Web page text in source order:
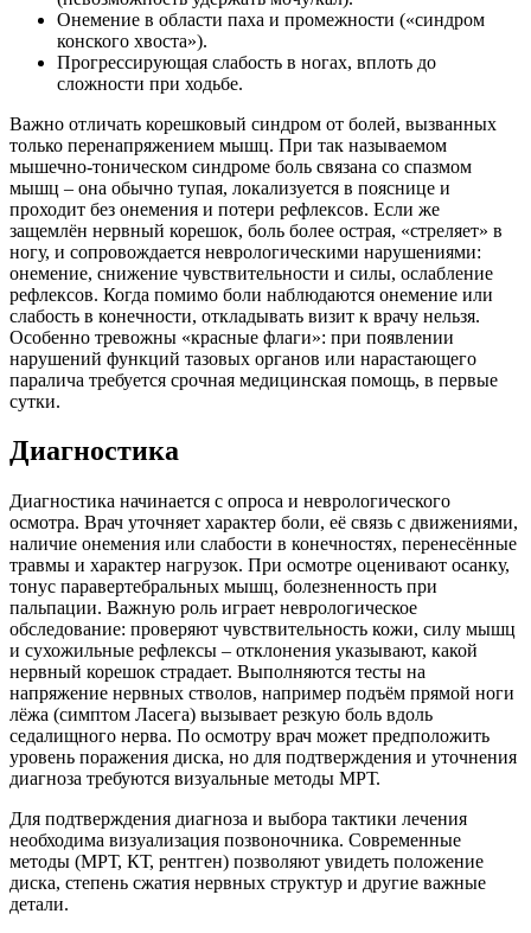
Онемение в области паха и промежности («синдром
конского хвоста»).
Прогрессирующая слабость в ногах, вплоть до
сложности при ходьбе.
Важно отличать корешковый синдром от болей, вызванных
только перенапряжением мышц. При так называемом
мышечно-тоническом синдроме боль связана со спазмом
мышц – она обычно тупая, локализуется в пояснице и
проходит без онемения и потери рефлексов. Если же
защемлён нервный корешок, боль более острая, «стреляет» в
ногу, и сопровождается неврологическими нарушениями:
онемение, снижение чувствительности и силы, ослабление
рефлексов. Когда помимо боли наблюдаются онемение или
слабость в конечности, откладывать визит к врачу нельзя.
Особенно тревожны «красные флаги»: при появлении
нарушений функций тазовых органов или нарастающего
паралича требуется срочная медицинская помощь, в первые
сутки.
Диагностика
Диагностика начинается с опроса и неврологического
осмотра. Врач уточняет характер боли, её связь с движениями,
наличие онемения или слабости в конечностях, перенесённые
травмы и характер нагрузок. При осмотре оценивают осанку,
тонус паравертебральных мышц, болезненность при
пальпации. Важную роль играет неврологическое
обследование: проверяют чувствительность кожи, силу мышц
и сухожильные рефлексы – отклонения указывают, какой
нервный корешок страдает. Выполняются тесты на
напряжение нервных стволов, например подъём прямой ноги
лёжа (симптом Ласега) вызывает резкую боль вдоль
седалищного нерва. По осмотру врач может предположить
уровень поражения диска, но для подтверждения и уточнения
диагноза требуются визуальные методы МРТ.
Для подтверждения диагноза и выбора тактики лечения
необходима визуализация позвоночника. Современные
методы (МРТ, КТ, рентген) позволяют увидеть положение
диска, степень сжатия нервных структур и другие важные
детали.